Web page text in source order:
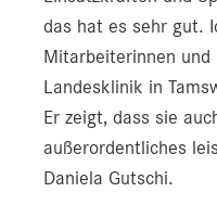
das hat es sehr gut.
Mitarbeiterinnen
Landesklinik in
Er zeigt, dass sie
außerordentliches
Daniela Gutschi.